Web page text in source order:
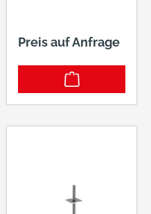
Preis auf Anfrage